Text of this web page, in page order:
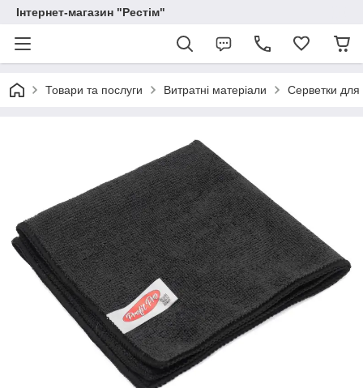
Інтернет-магазин "Рестім"
Товари та послуги Витратні матеріали Серветки